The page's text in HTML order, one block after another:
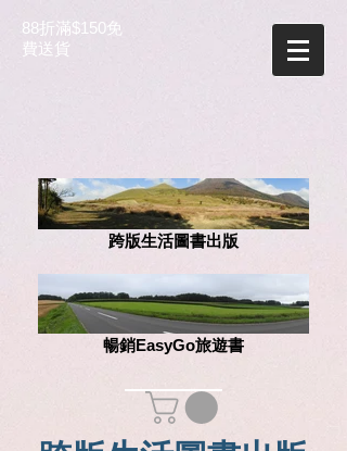
88折滿$150免
費送貨
跨版生活圖書出版
暢銷EasyGo旅遊書